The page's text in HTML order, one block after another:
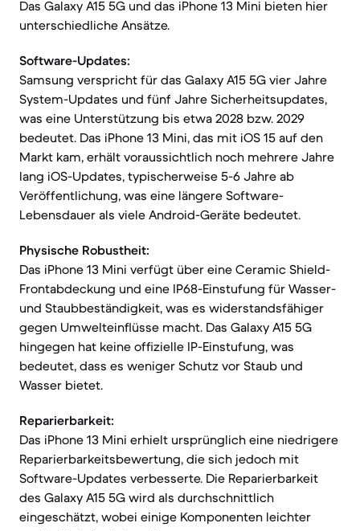
Das Galaxy A15 5G und das iPhone 13 Mini bieten hier
unterschiedliche Ansätze.
Software-Updates:
Samsung verspricht für das Galaxy A15 5G vier Jahre
System-Updates und fünf Jahre Sicherheitsupdates,
was eine Unterstützung bis etwa 2028 bzw. 2029
bedeutet. Das iPhone 13 Mini, das mit iOS 15 auf den
Markt kam, erhält voraussichtlich noch mehrere Jahre
lang iOS-Updates, typischerweise 5-6 Jahre ab
Veröffentlichung, was eine längere Software-
Lebensdauer als viele Android-Geräte bedeutet.
Physische Robustheit:
Das iPhone 13 Mini verfügt über eine Ceramic Shield-
Frontabdeckung und eine IP68-Einstufung für Wasser-
und Staubbeständigkeit, was es widerstandsfähiger
gegen Umwelteinflüsse macht. Das Galaxy A15 5G
hingegen hat keine offizielle IP-Einstufung, was
bedeutet, dass es weniger Schutz vor Staub und
Wasser bietet.
Reparierbarkeit:
Das iPhone 13 Mini erhielt ursprünglich eine niedrigere
Reparierbarkeitsbewertung, die sich jedoch mit
Software-Updates verbesserte. Die Reparierbarkeit
des Galaxy A15 5G wird als durchschnittlich
eingeschätzt, wobei einige Komponenten leichter